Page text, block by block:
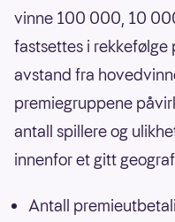
vinne 100 000, 10
fastsettes i rekkefølge
avstand fra
premiegruppene
antall spillere og
innenfor et gitt
Antall